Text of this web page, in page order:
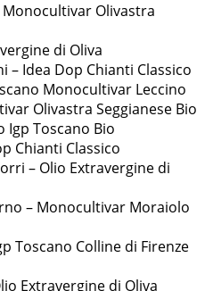
Monocultivar Olivastra
di Oliva
– Idea Dop Chianti Classico
Monocultivar Leccino
Olivastra Seggianese Bio
Igp Toscano Bio
Chianti Classico
– Olio Extravergine di
– Monocultivar Moraiolo
Toscano Colline di Firenze
Extravergine di Oliva